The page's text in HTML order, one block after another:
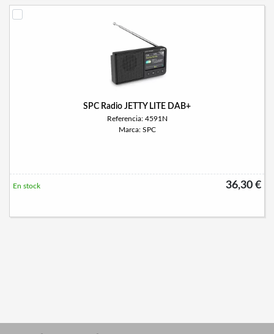
SPC Radio JETTY LITE DAB+
Referencia: 4591N
Marca: SPC
36,30 €
En stock